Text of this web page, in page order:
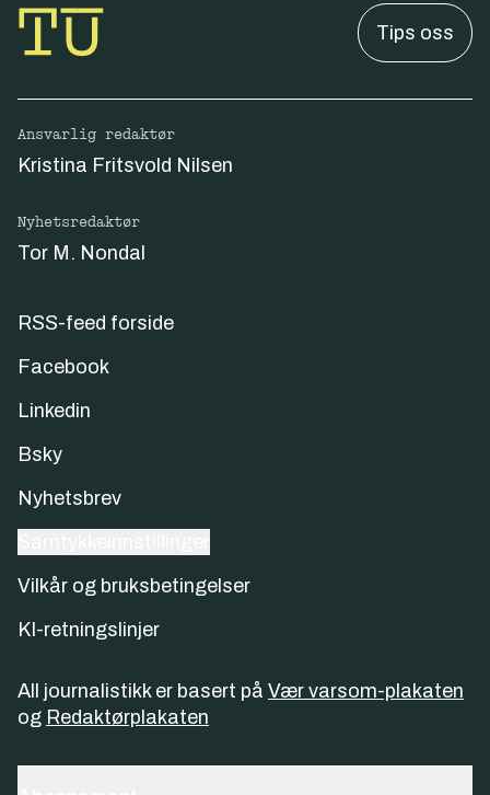
Tips oss
Ansvarlig redaktør
Kristina Fritsvold Nilsen
Nyhetsredaktør
Tor M. Nondal
RSS-feed forside
Facebook
Linkedin
Bsky
Nyhetsbrev
Vilkår og bruksbetingelser
KI-retningslinjer
All journalistikk er basert på Vær varsom-plakaten
og Redaktørplakaten